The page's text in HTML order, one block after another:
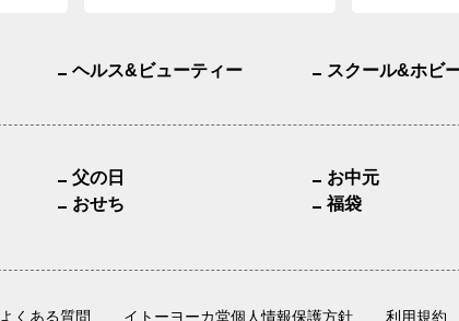
ヘルス&ビューティー スクール&ホビ
父の日
お中元
おせち
福袋
よくある質問 イトーヨーカ堂個人情報保護方針 利用規約